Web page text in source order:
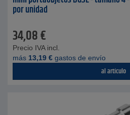
por unidad
34,08€
Precio IVA incl.
más 13,19 € gastos de envío
al artículo